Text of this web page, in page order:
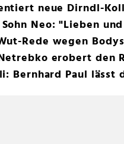
neue Dirndl-
Neo: "Lieben
Rede wegen
erobert den
Bernhard Paul lässt